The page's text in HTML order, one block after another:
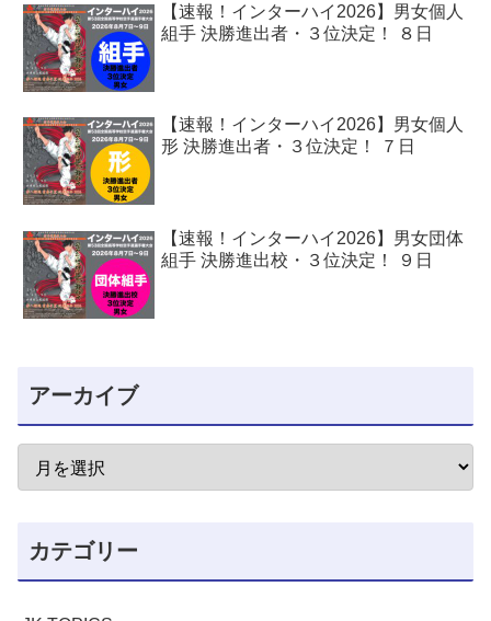
【速報！インターハイ2026】男女個人
組手 決勝進出者・３位決定！ ８日
【速報！インターハイ2026】男女個人
形 決勝進出者・３位決定！ ７日
【速報！インターハイ2026】男女団体
組手 決勝進出校・３位決定！ ９日
アーカイブ
カテゴリー